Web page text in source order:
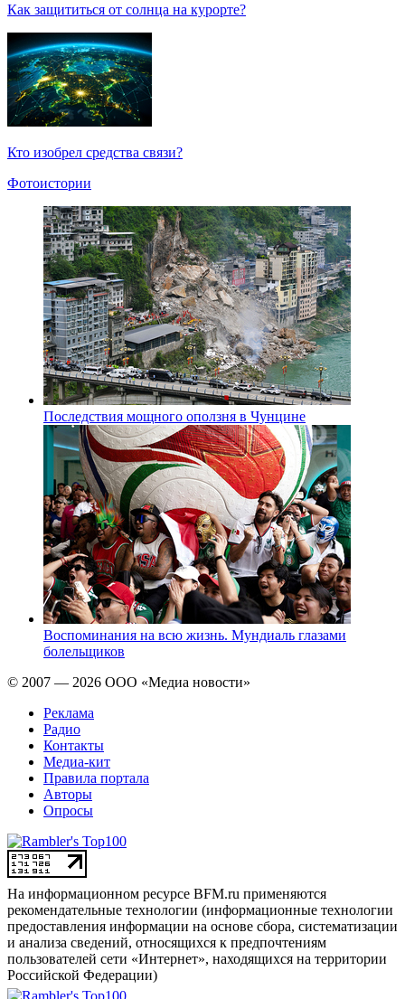
Как защититься от солнца на курорте?
Кто изобрел средства связи?
Фотоистории
Последствия мощного оползня в Чунцине
Воспоминания на всю жизнь. Мундиаль глазами
болельщиков
© 2007 — 2026 ООО «Медиа новости»
Реклама
Радио
Контакты
Медиа-кит
Правила портала
Авторы
Опросы
На информационном ресурсе BFM.ru применяются
рекомендательные технологии (информационные технологии
предоставления информации на основе сбора, систематизации
и анализа сведений, относящихся к предпочтениям
пользователей сети «Интернет», находящихся на территории
Российской Федерации)